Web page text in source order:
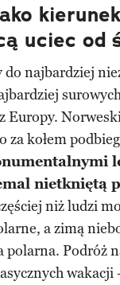
uciec od
do najbardziej
Europy.
za kołem
nietkniętą
niż ludzi
a zimą
polarna. Podróż
wakacji